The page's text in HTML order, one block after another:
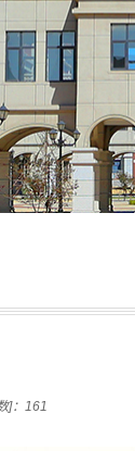
]： 161